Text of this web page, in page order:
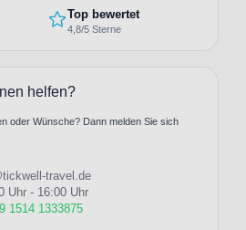
Top bewertet
4,8/5 Sterne
helfen?
oder Wünsche? Dann melden Sie sich
travel.de
Uhr - 16:00 Uhr
1514 1333875